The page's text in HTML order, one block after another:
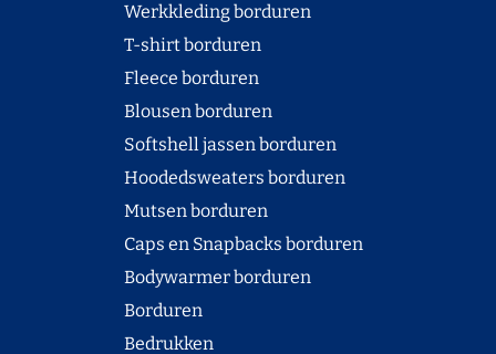
Werkkleding borduren
T-shirt borduren
Fleece borduren
Blousen borduren
Softshell jassen borduren
Hoodedsweaters borduren
Mutsen borduren
Caps en Snapbacks borduren
Bodywarmer borduren
Borduren
Bedrukken